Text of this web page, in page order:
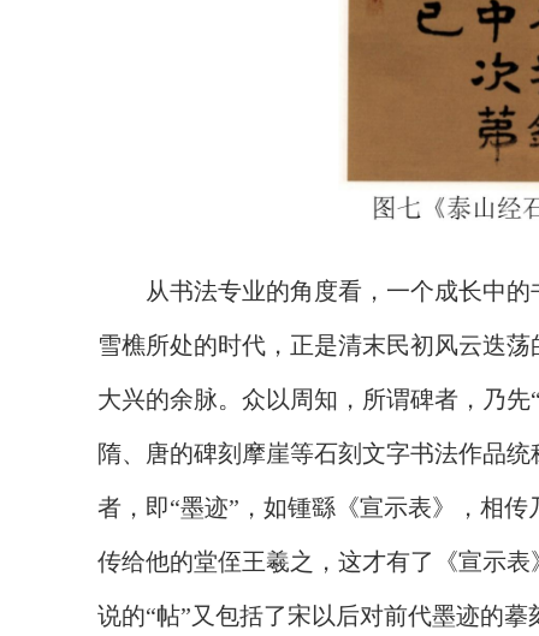
从书法专业的角度看，一个成长中
雪樵所处的时代，正是清末民初风云迭
大兴的余脉。众以周知，所谓碑者，乃先
隋、唐的碑刻摩崖等石刻文字书法作品
者，即“墨迹”，如锺繇《宣示表》，相
传给他的堂侄王羲之，这才有了《宣示
说的“帖”又包括了宋以后对前代墨迹的